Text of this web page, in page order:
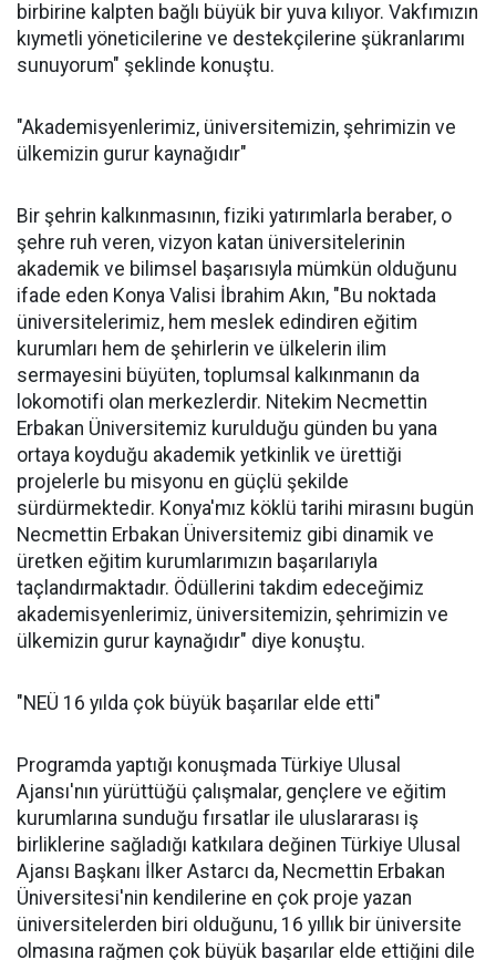
birbirine kalpten bağlı büyük bir yuva kılıyor. Vakfımızın
kıymetli yöneticilerine ve destekçilerine şükranlarımı
sunuyorum" şeklinde konuştu.
"Akademisyenlerimiz, üniversitemizin, şehrimizin ve
ülkemizin gurur kaynağıdır"
Bir şehrin kalkınmasının, fiziki yatırımlarla beraber, o
şehre ruh veren, vizyon katan üniversitelerinin
akademik ve bilimsel başarısıyla mümkün olduğunu
ifade eden Konya Valisi İbrahim Akın, "Bu noktada
üniversitelerimiz, hem meslek edindiren eğitim
kurumları hem de şehirlerin ve ülkelerin ilim
sermayesini büyüten, toplumsal kalkınmanın da
lokomotifi olan merkezlerdir. Nitekim Necmettin
Erbakan Üniversitemiz kurulduğu günden bu yana
ortaya koyduğu akademik yetkinlik ve ürettiği
projelerle bu misyonu en güçlü şekilde
sürdürmektedir. Konya'mız köklü tarihi mirasını bugün
Necmettin Erbakan Üniversitemiz gibi dinamik ve
üretken eğitim kurumlarımızın başarılarıyla
taçlandırmaktadır. Ödüllerini takdim edeceğimiz
akademisyenlerimiz, üniversitemizin, şehrimizin ve
ülkemizin gurur kaynağıdır" diye konuştu.
"NEÜ 16 yılda çok büyük başarılar elde etti"
Programda yaptığı konuşmada Türkiye Ulusal
Ajansı'nın yürüttüğü çalışmalar, gençlere ve eğitim
kurumlarına sunduğu fırsatlar ile uluslararası iş
birliklerine sağladığı katkılara değinen Türkiye Ulusal
Ajansı Başkanı İlker Astarcı da, Necmettin Erbakan
Üniversitesi'nin kendilerine en çok proje yazan
üniversitelerden biri olduğunu, 16 yıllık bir üniversite
olmasına rağmen çok büyük başarılar elde ettiğini dile